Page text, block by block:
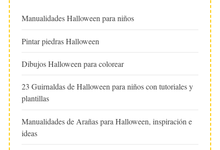
Manualidades Halloween para niños
Pintar piedras Halloween
Dibujos Halloween para colorear
23 Guirnaldas de Halloween para niños con tutoriales y
plantillas
Manualidades de Arañas para Halloween, inspiración e
ideas